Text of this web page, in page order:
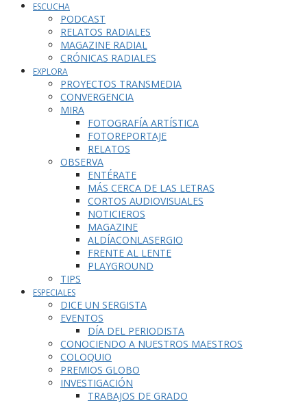
ESCUCHA
PODCAST
RELATOS RADIALES
MAGAZINE RADIAL
CRÓNICAS RADIALES
EXPLORA
PROYECTOS TRANSMEDIA
CONVERGENCIA
MIRA
FOTOGRAFÍA ARTÍSTICA
FOTOREPORTAJE
RELATOS
OBSERVA
ENTÉRATE
MÁS CERCA DE LAS LETRAS
CORTOS AUDIOVISUALES
NOTICIEROS
MAGAZINE
ALDÍACONLASERGIO
FRENTE AL LENTE
PLAYGROUND
TIPS
ESPECIALES
DICE UN SERGISTA
EVENTOS
DÍA DEL PERIODISTA
CONOCIENDO A NUESTROS MAESTROS
COLOQUIO
PREMIOS GLOBO
INVESTIGACIÓN
TRABAJOS DE GRADO